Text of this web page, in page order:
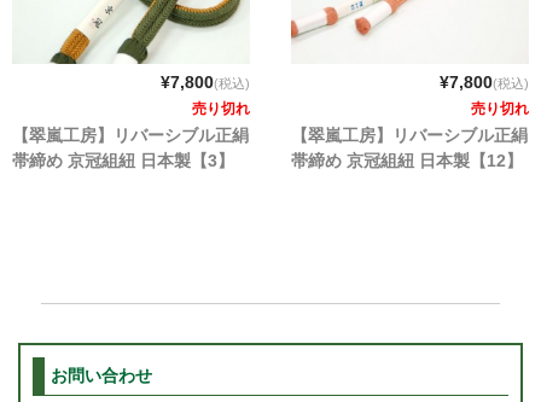
¥7,800(税込)
売り切れ
【翠嵐工房】リバーシブル正絹
帯締め 京冠組紐 日本製【3】
¥7,800(税込)
売り切れ
【翠嵐工房】リバーシブル正絹
帯締め 京冠組紐 日本製【12】
お問い合わせ